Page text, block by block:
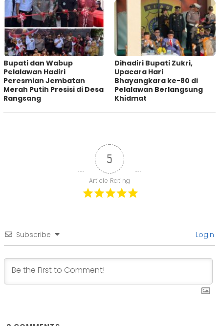
Bupati dan Wabup
Pelalawan Hadiri
Peresmian Jembatan
Merah Putih Presisi di Desa
Rangsang
Dihadiri Bupati Zukri,
Upacara Hari
Bhayangkara ke-80 di
Pelalawan Berlangsung
Khidmat
5
Article Rating
Subscribe Login